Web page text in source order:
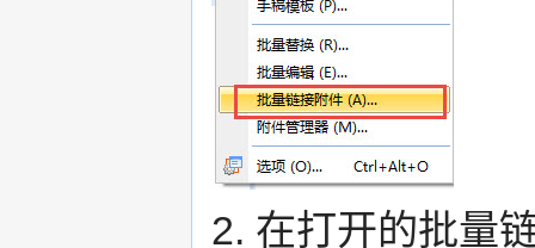
2. 在打开的批量